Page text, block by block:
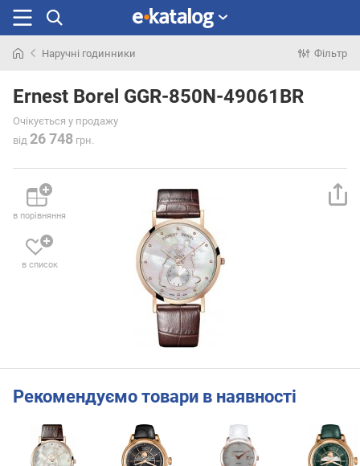
раніше
Наручні годинники Фільтр
Ernest Borel GGR-850N-49061BR
Очікується у продажу
від 26 748 грн.
в порівняння
в список
Рекомендуємо товари в наявності